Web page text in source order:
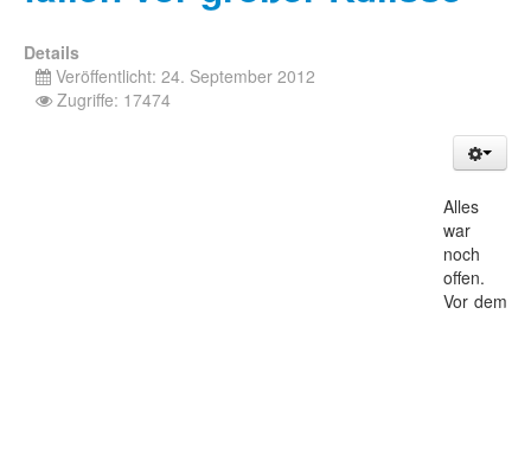
Details
Veröffentlicht: 24. September 2012
Zugriffe: 17474
Alles
war
noch
offen.
Vor dem